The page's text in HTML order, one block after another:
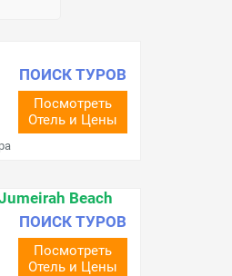
ПОИСК ТУРОВ
Посмотреть
Отель и Цены
Beach
ПОИСК ТУРОВ
Посмотреть
Отель и Цены